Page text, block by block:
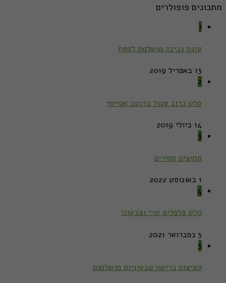
מתכונים פופולרים
1
עוגת גבינה מושלמת לפסח
13 באפריל 2019
2
סלט כרוב סגול ברוטב אסייתי
14 ביולי 2019
3
חמוצים מהירים
1 באוגוסט 2022
4
סלט פלפלים טרי וצבעוני
5 בפברואר 2021
5
קציצות כרישה טבעוניות מושלמות